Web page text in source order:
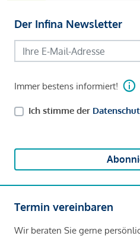
Der Infina Newsletter
Immer bestens informiert!
Ich stimme der
Termin vereinbaren
Wir beraten Sie gerne